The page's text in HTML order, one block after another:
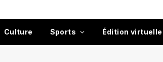
Culture Sports Édition virtuelle